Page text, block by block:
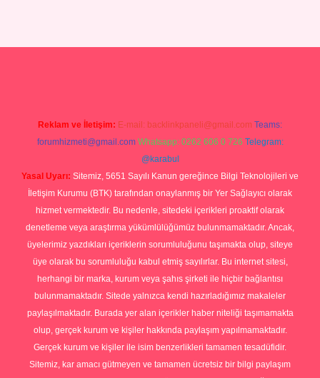
Reklam ve İletişim: E-mail: backlinkpaneli@gmail.com Teams:
forumhizmeti@gmail.com Whatsapp: 0262 606 0 726 Telegram:
@karabul
Yasal Uyarı: Sitemiz, 5651 Sayılı Kanun gereğince Bilgi Teknolojileri ve
İletişim Kurumu (BTK) tarafından onaylanmış bir Yer Sağlayıcı olarak
hizmet vermektedir. Bu nedenle, sitedeki içerikleri proaktif olarak
denetleme veya araştırma yükümlülüğümüz bulunmamaktadır. Ancak,
üyelerimiz yazdıkları içeriklerin sorumluluğunu taşımakta olup, siteye
üye olarak bu sorumluluğu kabul etmiş sayılırlar. Bu internet sitesi,
herhangi bir marka, kurum veya şahıs şirketi ile hiçbir bağlantısı
bulunmamaktadır. Sitede yalnızca kendi hazırladığımız makaleler
paylaşılmaktadır. Burada yer alan içerikler haber niteliği taşımamakta
olup, gerçek kurum ve kişiler hakkında paylaşım yapılmamaktadır.
Gerçek kurum ve kişiler ile isim benzerlikleri tamamen tesadüfidir.
Sitemiz, kar amacı gütmeyen ve tamamen ücretsiz bir bilgi paylaşım